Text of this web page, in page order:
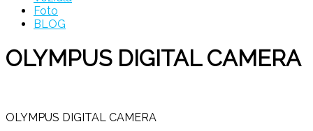
Foto
BLOG
OLYMPUS DIGITAL CAMERA
OLYMPUS DIGITAL CAMERA